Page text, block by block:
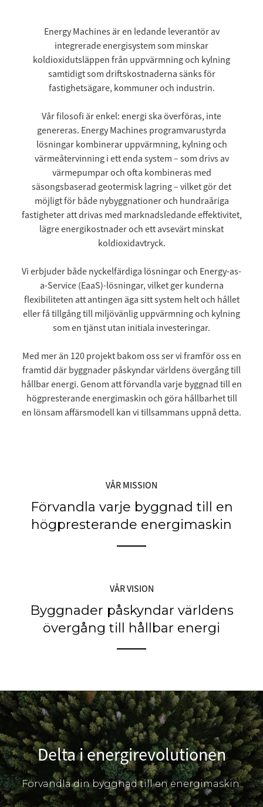
Energy Machines är en ledande leverantör av
integrerade energisystem som minskar
koldioxidutsläppen från uppvärmning och kylning
samtidigt som driftskostnaderna sänks för
fastighetsägare, kommuner och industrin.
Vår filosofi är enkel: energi ska överföras, inte
genereras. Energy Machines programvarustyrda
lösningar kombinerar uppvärmning, kylning och
värmeåtervinning i ett enda system – som drivs av
värmepumpar och ofta kombineras med
säsongsbaserad geotermisk lagring – vilket gör det
möjligt för både nybyggnationer och hundraåriga
fastigheter att drivas med marknadsledande effektivitet,
lägre energikostnader och ett avsevärt minskat
koldioxidavtryck.
Vi erbjuder både nyckelfärdiga lösningar och Energy-as-
a-Service (EaaS)-lösningar, vilket ger kunderna
flexibiliteten att antingen äga sitt system helt och hållet
eller få tillgång till miljövänlig uppvärmning och kylning
som en tjänst utan initiala investeringar.
Med mer än 120 projekt bakom oss ser vi framför oss en
framtid där byggnader påskyndar världens övergång till
hållbar energi. Genom att förvandla varje byggnad till en
högpresterande energimaskin och göra hållbarhet till
en lönsam affärsmodell kan vi tillsammans uppnå detta.
VÅR MISSION
Förvandla varje byggnad till en
högpresterande energimaskin
VÅR VISION
Byggnader påskyndar världens
övergång till hållbar energi
Delta i energirevolutionen
Förvandla din byggnad till en energimaskin.